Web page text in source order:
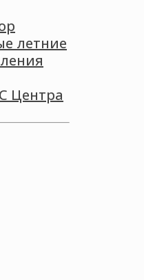
летние
Центра